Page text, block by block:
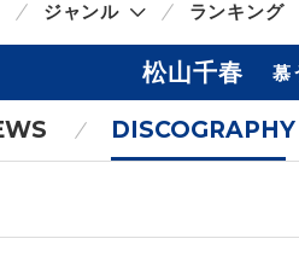
ジャンル ランキング
松山千春 慕
DISCOGRAPHY